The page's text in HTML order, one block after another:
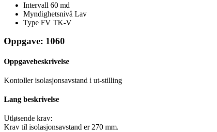
Intervall 60 md
Myndighetsnivå Lav
Type FV TK-V
Oppgave: 1060
Oppgavebeskrivelse
Kontoller isolasjonsavstand i ut-stilling
Lang beskrivelse
Utløsende krav:
Krav til isolasjonsavstand er 270 mm.